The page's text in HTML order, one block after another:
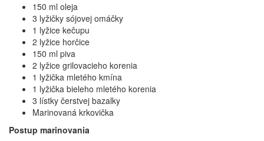
150 ml oleja
3 lyžičky sójovej omáčky
1 lyžice kečupu
2 lyžice horčice
150 ml piva
2 lyžice grilovacieho korenia
1 lyžička mletého kmína
1 lyžička bieleho mletého korenia
3 lístky čerstvej bazalky
Marinovaná krkovička
Postup marinovania